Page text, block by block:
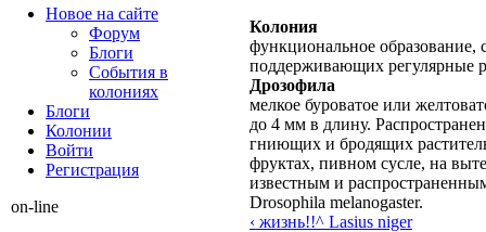
Колония
функциональное образование,
поддерживающих регулярные
Дрозофила
мелкое буроватое или
до 4 мм в длину.
гниющих и бродящих
фруктах, пивном сусле, на
известным и
Drosophila melanogaster.
‹ жизнь!!^ Lasius niger
Новое на сайте
Форум
Блоги
События в
колониях
Блоги
Колонии
Войти
Peгиcтpaция
on-line